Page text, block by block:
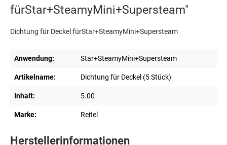
fürStar+SteamyMini+Supersteam"
Dichtung für Deckel fürStar+SteamyMini+Supersteam
Anwendung: Star+SteamyMini+Supersteam
Artikelname: Dichtung für Deckel (5 Stück)
Inhalt: 5.00
Marke: Reitel
Herstellerinformationen